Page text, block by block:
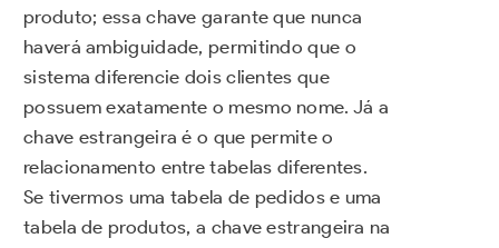
produto; essa chave garante que nunca
haverá ambiguidade, permitindo que o
sistema diferencie dois clientes que
possuem exatamente o mesmo nome. Já a
chave estrangeira é o que permite o
relacionamento entre tabelas diferentes.
Se tivermos uma tabela de pedidos e uma
tabela de produtos, a chave estrangeira na